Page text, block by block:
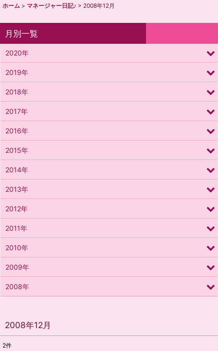
ホーム > マネージャー日記♪ > 2008年12月
2008年12月
2件
月別一覧
2020年
2019年
2018年
2017年
2016年
2015年
2014年
2013年
2012年
2011年
2010年
2009年
2008年